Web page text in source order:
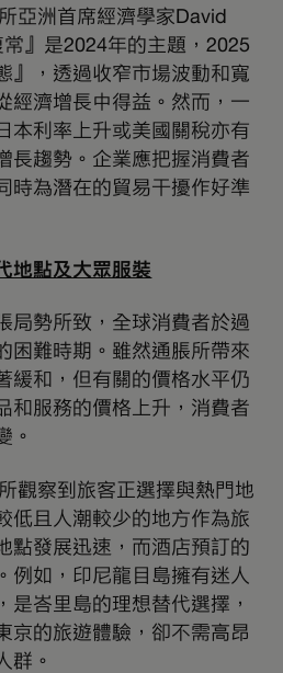
亞洲首席經濟學家David
』是2024年的主題，2025
』，透過收窄市場波動和寬
經濟增長中得益。然而，一
本利率上升或美國關稅亦有
長趨勢。企業應把握消費者
時為潛在的貿易干擾作好準
地點及大眾服裝
局勢所致，全球消費者於過
困難時期。雖然通脹所帶來
緩和，但有關的價格水平仍
和服務的價格上升，消費者
。
觀察到旅客正選擇與熱門地
低且人潮較少的地方作為旅
點發展迅速，而酒店預訂的
例如，印尼龍目島擁有迷人
是峇里島的理想替代選擇，
京的旅遊體驗，卻不需高昂
群。